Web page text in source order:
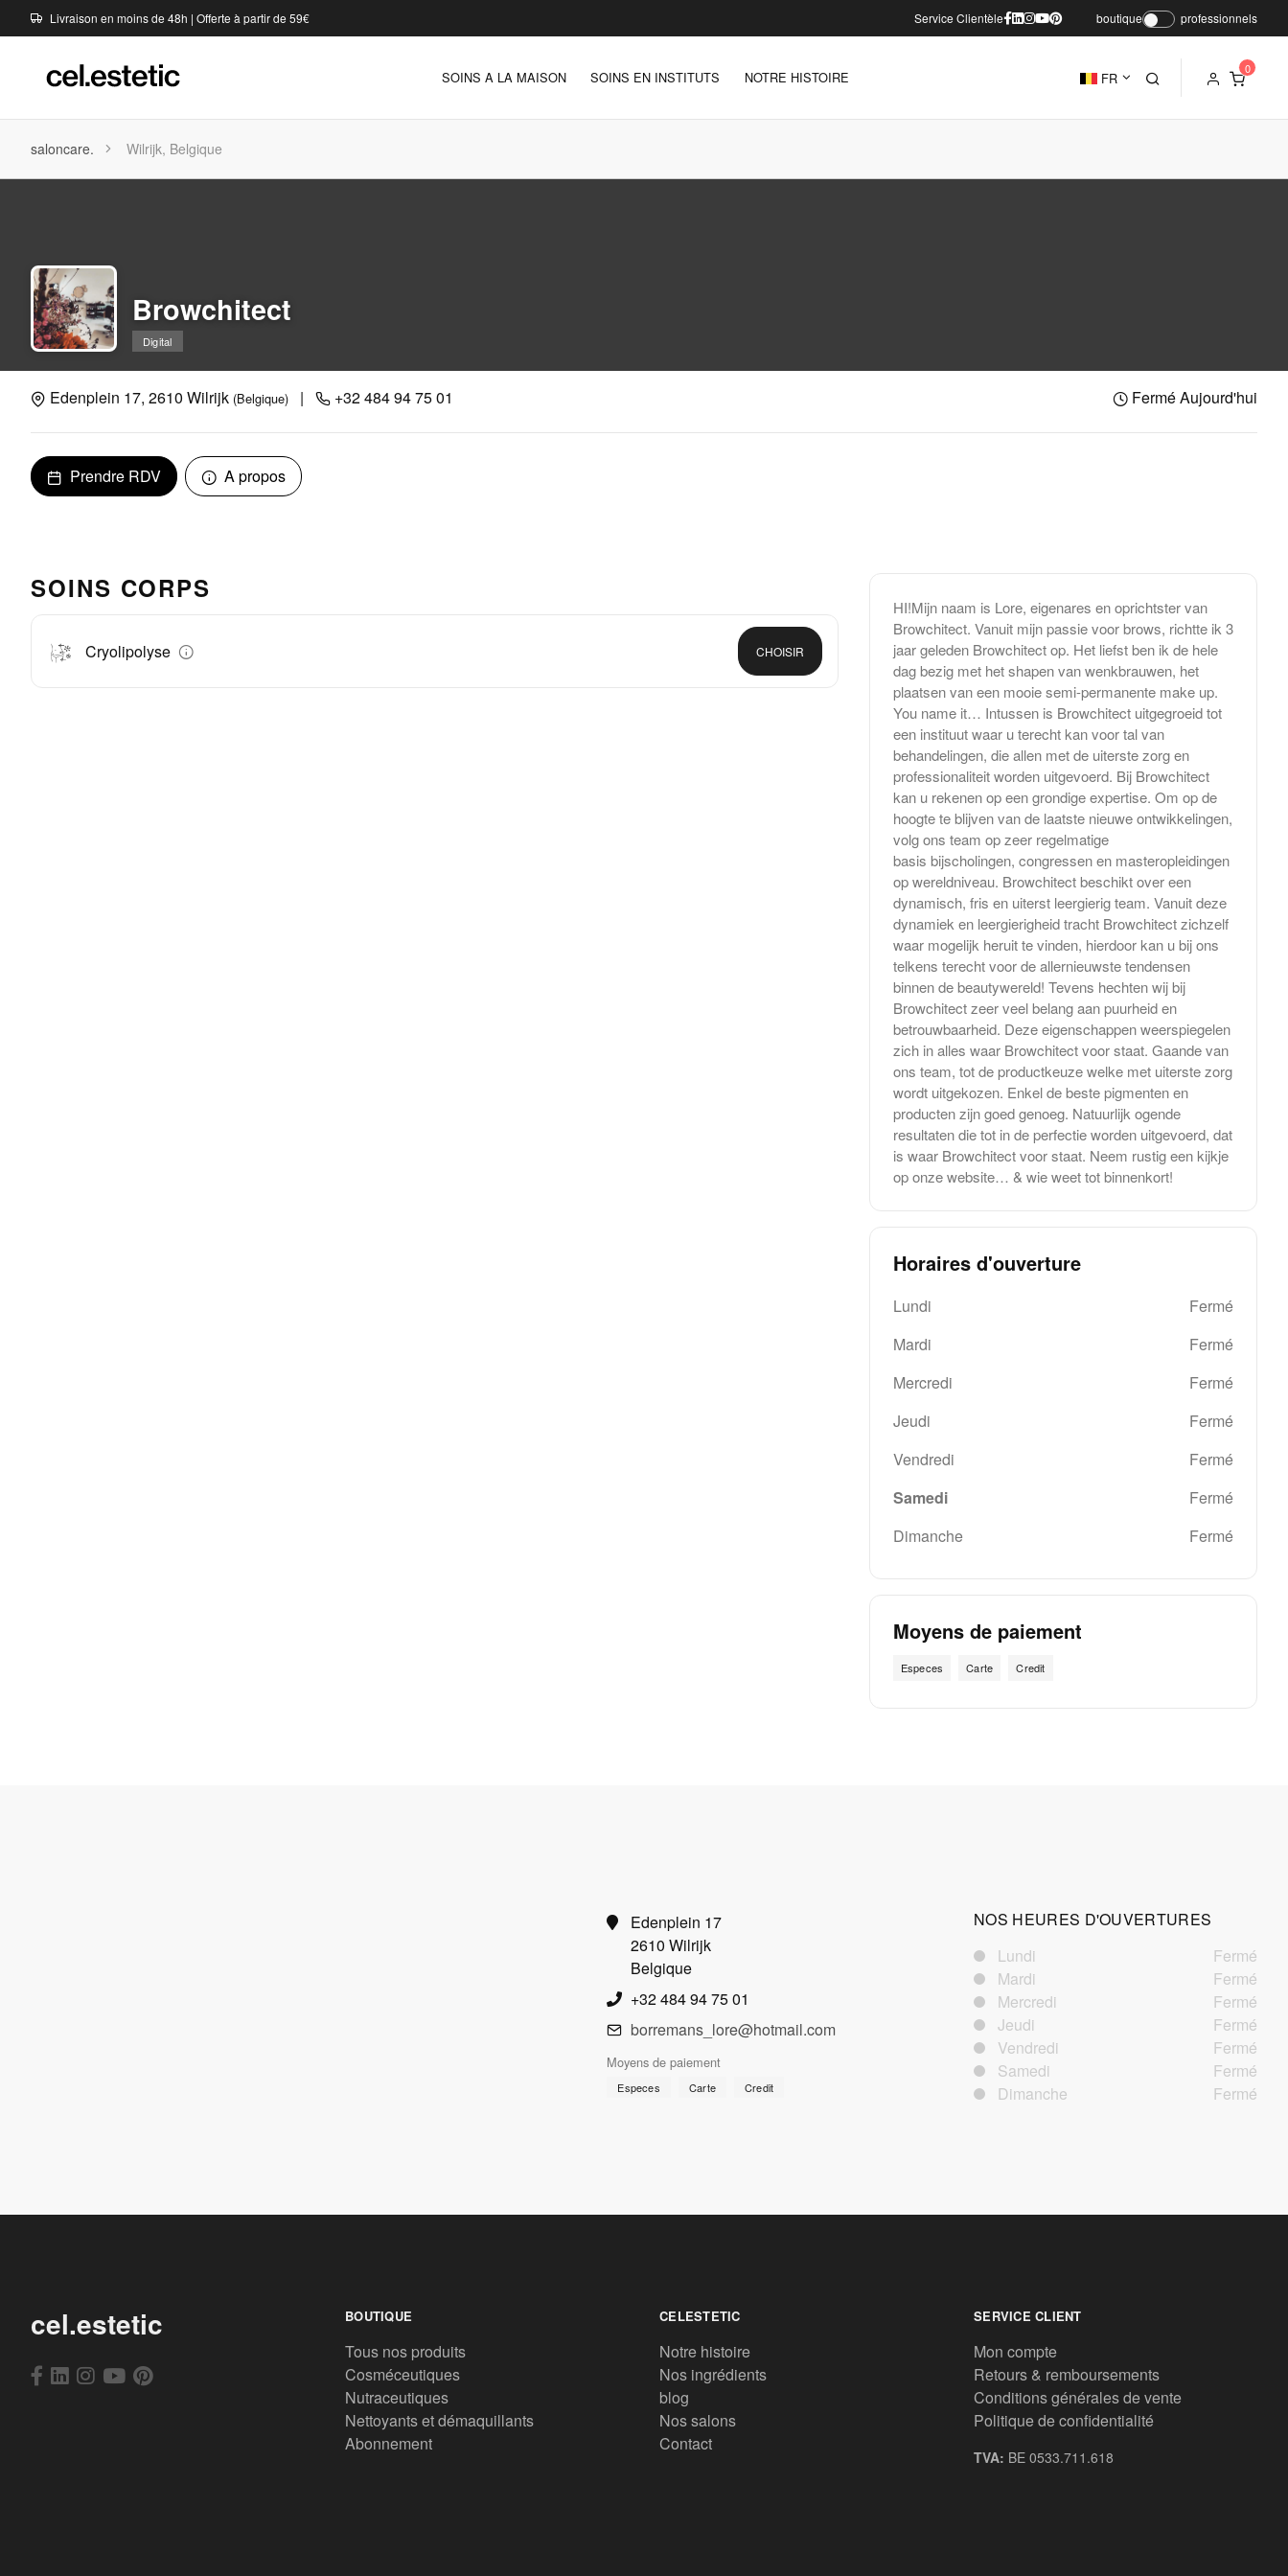
Livraison en moins de 48h | Offerte à partir de 59€ Service Clientèle boutique professionnels
SOINS A LA MAISON SOINS EN INSTITUTS NOTRE HISTOIRE FR
saloncare. Wilrijk, Belgique
Browchitect
Digital
Edenplein 17, 2610 Wilrijk (Belgique) | +32 484 94 75 01 Fermé Aujourd'hui
Prendre RDV A propos
SOINS CORPS
Cryolipolyse CHOISIR
HI!Mijn naam is Lore, eigenares en oprichtster van
Browchitect. Vanuit mijn passie voor brows, richtte ik 3
jaar geleden Browchitect op. Het liefst ben ik de hele
dag bezig met het shapen van wenkbrauwen, het
plaatsen van een mooie semi-permanente make up.
You name it… Intussen is Browchitect uitgegroeid tot
een instituut waar u terecht kan voor tal van
behandelingen, die allen met de uiterste zorg en
professionaliteit worden uitgevoerd. Bij Browchitect
kan u rekenen op een grondige expertise. Om op de
hoogte te blijven van de laatste nieuwe ontwikkelingen,
volg ons team op zeer regelmatige
basis bijscholingen, congressen en masteropleidingen
op wereldniveau. Browchitect beschikt over een
dynamisch, fris en uiterst leergierig team. Vanuit deze
dynamiek en leergierigheid tracht Browchitect zichzelf
waar mogelijk heruit te vinden, hierdoor kan u bij ons
telkens terecht voor de allernieuwste tendensen
binnen de beautywereld! Tevens hechten wij bij
Browchitect zeer veel belang aan puurheid en
betrouwbaarheid. Deze eigenschappen weerspiegelen
zich in alles waar Browchitect voor staat. Gaande van
ons team, tot de productkeuze welke met uiterste zorg
wordt uitgekozen. Enkel de beste pigmenten en
producten zijn goed genoeg. Natuurlijk ogende
resultaten die tot in de perfectie worden uitgevoerd, dat
is waar Browchitect voor staat. Neem rustig een kijkje
op onze website… & wie weet tot binnenkort!
Horaires d'ouverture
Lundi
Fermé
Mardi
Fermé
Mercredi
Fermé
Jeudi
Fermé
Vendredi
Fermé
Samedi
Fermé
Dimanche
Fermé
Moyens de paiement
Especes Carte Credit
Edenplein 17
2610 Wilrijk
Belgique
+32 484 94 75 01
borremans_lore@hotmail.com
Moyens de paiement
Especes Carte Credit
NOS HEURES D'OUVERTURES
Lundi
Fermé
Mardi
Fermé
Mercredi
Fermé
Jeudi
Fermé
Vendredi
Fermé
Samedi
Fermé
Dimanche
Fermé
cel.estetic BOUTIQUE
Tous nos produits
Cosméceutiques
Nutraceutiques
Nettoyants et démaquillants
Abonnement
CELESTETIC
Notre histoire
Nos ingrédients
blog
Nos salons
Contact
SERVICE CLIENT
Mon compte
Retours & remboursements
Conditions générales de vente
Politique de confidentialité
TVA: BE 0533.711.618